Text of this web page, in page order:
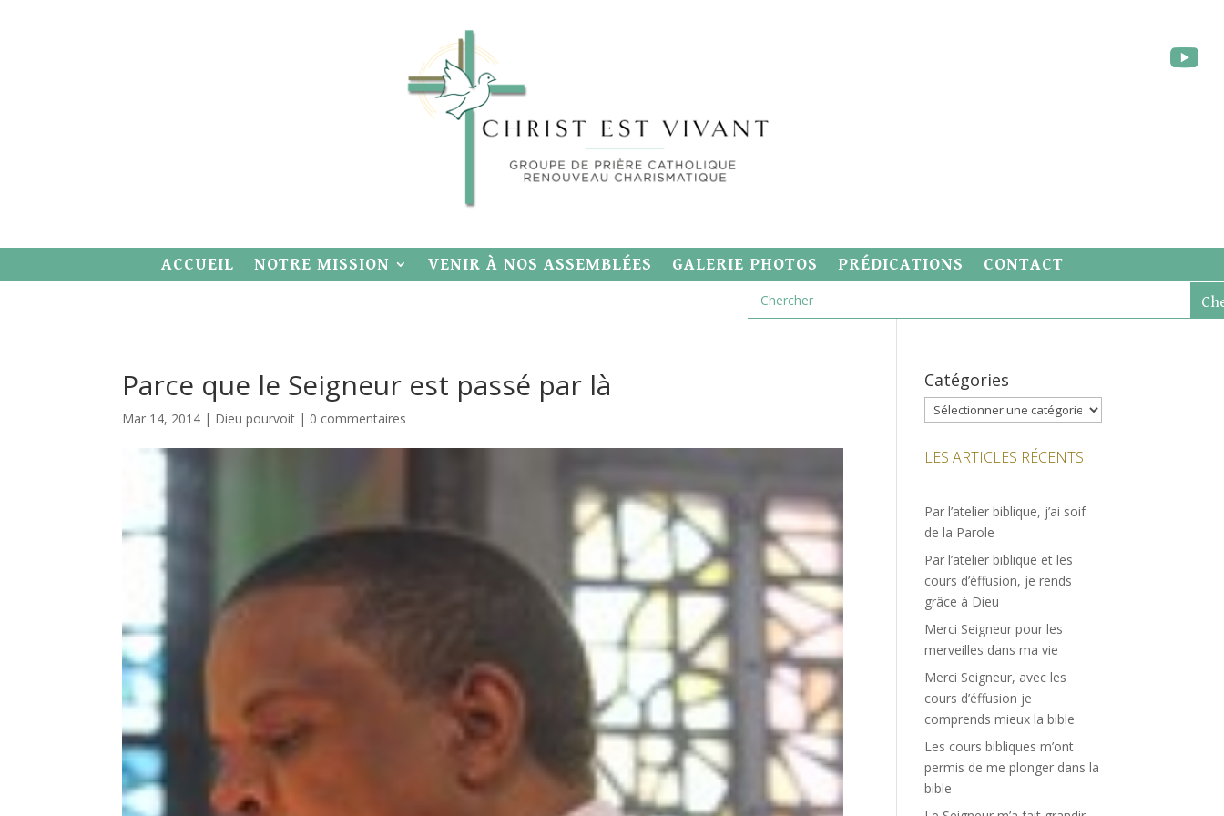
ACCUEIL NOTRE MISSION VENIR À NOS ASSEMBLÉES GALERIE PHOTOS PRÉDICATIONS CONTACT
Parce que le Seigneur est passé par là
Mar 14, 2014 | Dieu pourvoit | 0 commentaires
Catégories
Catégories
LES ARTICLES RÉCENTS
Par l’atelier biblique, j’ai soif
de la Parole
Par l’atelier biblique et les
cours d’éffusion, je rends
grâce à Dieu
Merci Seigneur pour les
merveilles dans ma vie
Merci Seigneur, avec les
cours d’éffusion je
comprends mieux la bible
Les cours bibliques m’ont
permis de me plonger dans la
bible